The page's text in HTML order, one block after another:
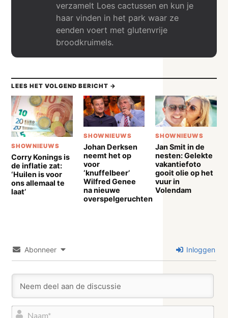
verzamelt Loes cactussen en kun je
haar vinden in het park waar ze
eenden voert met glutenvrije
broodkruimels.
LEES HET VOLGEND BERICHT →
SHOWNIEUWS
Corry Konings is
de inflatie zat:
‘Huilen is voor
ons allemaal te
laat’
SHOWNIEUWS
Johan Derksen
neemt het op
voor
‘knuffelbeer’
Wilfred Genee
na nieuwe
overspelgeruchten
SHOWNIEUWS
Jan Smit in de
nesten: Gelekte
vakantiefoto
gooit olie op het
vuur in
Volendam
Abonneer Inloggen